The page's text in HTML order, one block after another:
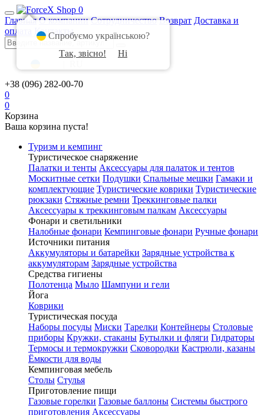
0
Главная О компании Сотрудничество Возврат Доставка и
оплата
Контакты
+38 (096) 282-00-70
0
0
Корзина
Ваша корзина пуста!
Туризм и кемпинг
Туристическое снаряжение
Палатки и тенты Аксессуары для палаток и тентов
Москитные сетки Подушки Спальные мешки Гамаки и
комплектующие Туристические коврики Туристические
рюкзаки Стяжные ремни Треккинговые палки
Аксессуары к треккинговым палкам Аксессуары
Фонари и светильники
Налобные фонари Кемпинговые фонари Ручные фонари
Источники питания
Аккумуляторы и батарейки Зарядные устройства к
аккумуляторам Зарядные устройства
Средства гигиены
Полотенца Мыло Шампуни и гели
Йога
Коврики
Туристическая посуда
Наборы посуды Миски Тарелки Контейнеры Столовые
приборы Кружки, стаканы Бутылки и фляги Гидраторы
Термосы и термокружки Сковородки Кастрюли, казаны
Ёмкости для воды
Кемпинговая мебель
Столы Стулья
Приготовление пищи
Газовые горелки Газовые баллоны Системы быстрого
приготовления Аксессуары
Спробуємо українською?
Так, звісно!
Ні